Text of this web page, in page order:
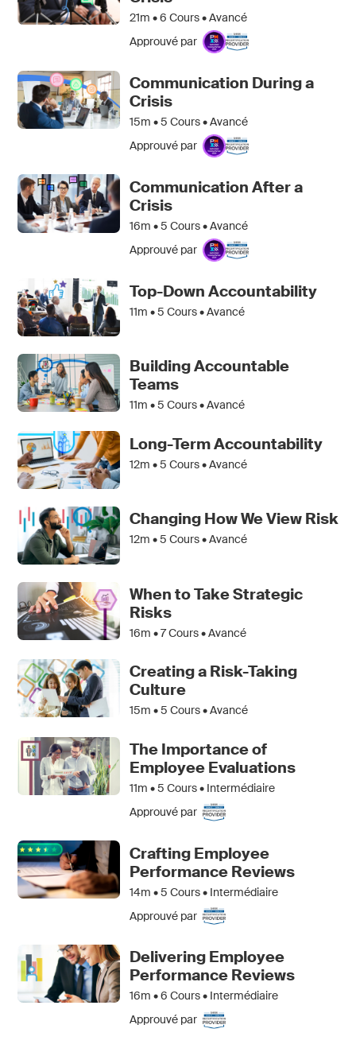
21m •6 Cours • Avancé
Approuvé par
Communication During a
Crisis
15m •5 Cours • Avancé
Approuvé par
Communication After a
Crisis
16m •5 Cours • Avancé
Approuvé par
Top-Down Accountability
11m •5 Cours • Avancé
Building Accountable
Teams
11m •5 Cours • Avancé
Long-Term Accountability
12m •5 Cours • Avancé
Changing How We View Risk
12m •5 Cours • Avancé
When to Take Strategic
Risks
16m •7Cours • Avancé
Creating a Risk-Taking
Culture
15m •5 Cours • Avancé
The Importance of
Employee Evaluations
11m •5 Cours • Intermédiaire
Approuvé par
Crafting Employee
Performance Reviews
14m •5 Cours • Intermédiaire
Approuvé par
Delivering Employee
Performance Reviews
16m •6 Cours • Intermédiaire
Approuvé par